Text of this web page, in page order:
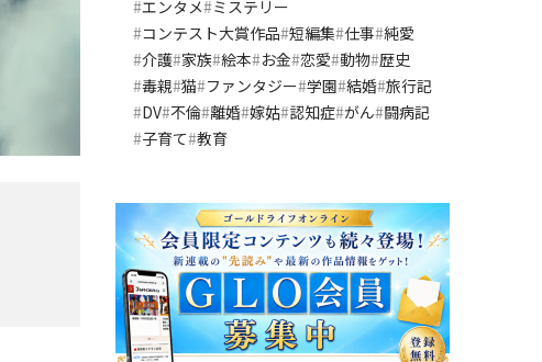
エンタメ ミステリー
コンテスト大賞作品 短編集 仕事 純愛
介護 家族 絵本 お金 恋愛 動物 歴史
毒親 猫 ファンタジー 学園 結婚 旅行記
DV 不倫 離婚 嫁姑 認知症 がん 闘病記
子育て 教育